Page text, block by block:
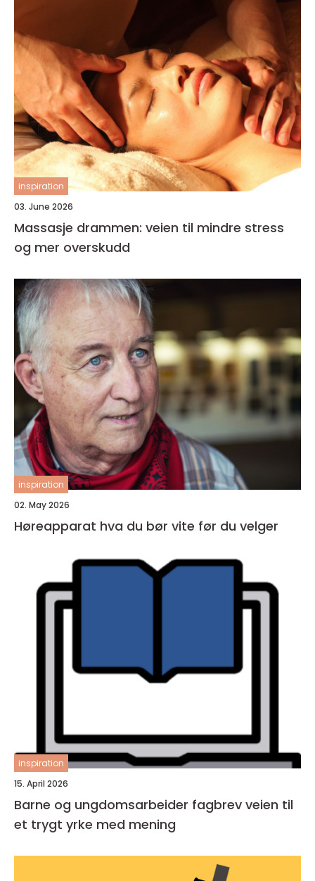
inspiration
03. June 2026
Massasje drammen: veien til mindre stress
og mer overskudd
inspiration
02. May 2026
Høreapparat hva du bør vite før du velger
inspiration
15. April 2026
Barne og ungdomsarbeider fagbrev veien til
et trygt yrke med mening